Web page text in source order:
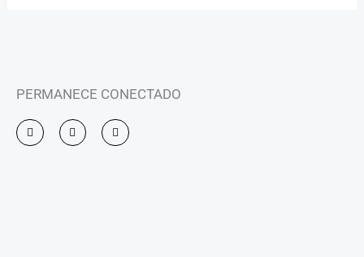
PERMANECE CONECTADO
I
n
s
F
a
c
Y
o
u